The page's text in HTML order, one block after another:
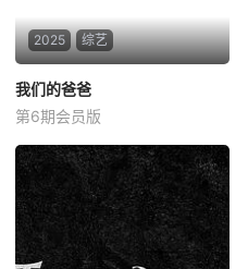
2025 综艺
我们的爸爸
未知
暂无简介
我们的爸爸
第6期会员版